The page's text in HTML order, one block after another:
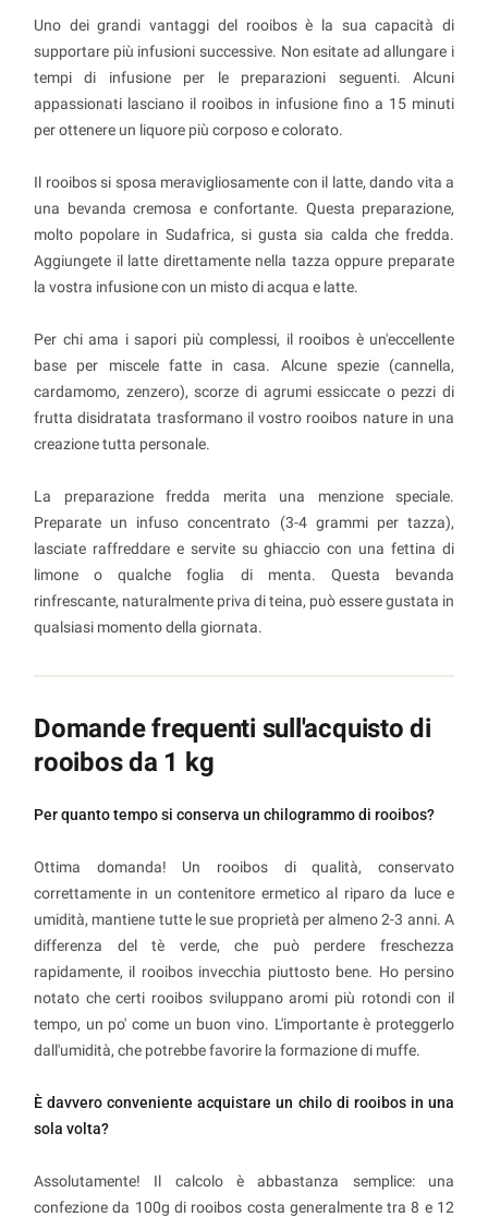
Uno dei grandi vantaggi del rooibos è la sua capacità di
supportare più infusioni successive. Non esitate ad allungare i
tempi di infusione per le preparazioni seguenti. Alcuni
appassionati lasciano il rooibos in infusione fino a 15 minuti
per ottenere un liquore più corposo e colorato.
Il rooibos si sposa meravigliosamente con il latte, dando vita a
una bevanda cremosa e confortante. Questa preparazione,
molto popolare in Sudafrica, si gusta sia calda che fredda.
Aggiungete il latte direttamente nella tazza oppure preparate
la vostra infusione con un misto di acqua e latte.
Per chi ama i sapori più complessi, il rooibos è un'eccellente
base per miscele fatte in casa. Alcune spezie (cannella,
cardamomo, zenzero), scorze di agrumi essiccate o pezzi di
frutta disidratata trasformano il vostro rooibos nature in una
creazione tutta personale.
La preparazione fredda merita una menzione speciale.
Preparate un infuso concentrato (3-4 grammi per tazza),
lasciate raffreddare e servite su ghiaccio con una fettina di
limone o qualche foglia di menta. Questa bevanda
rinfrescante, naturalmente priva di teina, può essere gustata in
qualsiasi momento della giornata.
Domande frequenti sull'acquisto di
rooibos da 1 kg
Per quanto tempo si conserva un chilogrammo di rooibos?
Ottima domanda! Un rooibos di qualità, conservato
correttamente in un contenitore ermetico al riparo da luce e
umidità, mantiene tutte le sue proprietà per almeno 2-3 anni. A
differenza del tè verde, che può perdere freschezza
rapidamente, il rooibos invecchia piuttosto bene. Ho persino
notato che certi rooibos sviluppano aromi più rotondi con il
tempo, un po' come un buon vino. L'importante è proteggerlo
dall'umidità, che potrebbe favorire la formazione di muffe.
È davvero conveniente acquistare un chilo di rooibos in una
sola volta?
Assolutamente! Il calcolo è abbastanza semplice: una
confezione da 100g di rooibos costa generalmente tra 8 e 12